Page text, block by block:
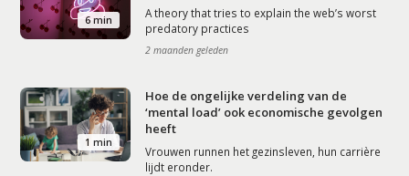
6 min
A theory that tries to explain the web’s worst
predatory practices
2 maanden geleden
1 min
Hoe de ongelijke verdeling van de
‘mental load’ ook economische gevolgen
heeft
Vrouwen runnen het gezinsleven, hun carrière
lijdt eronder.